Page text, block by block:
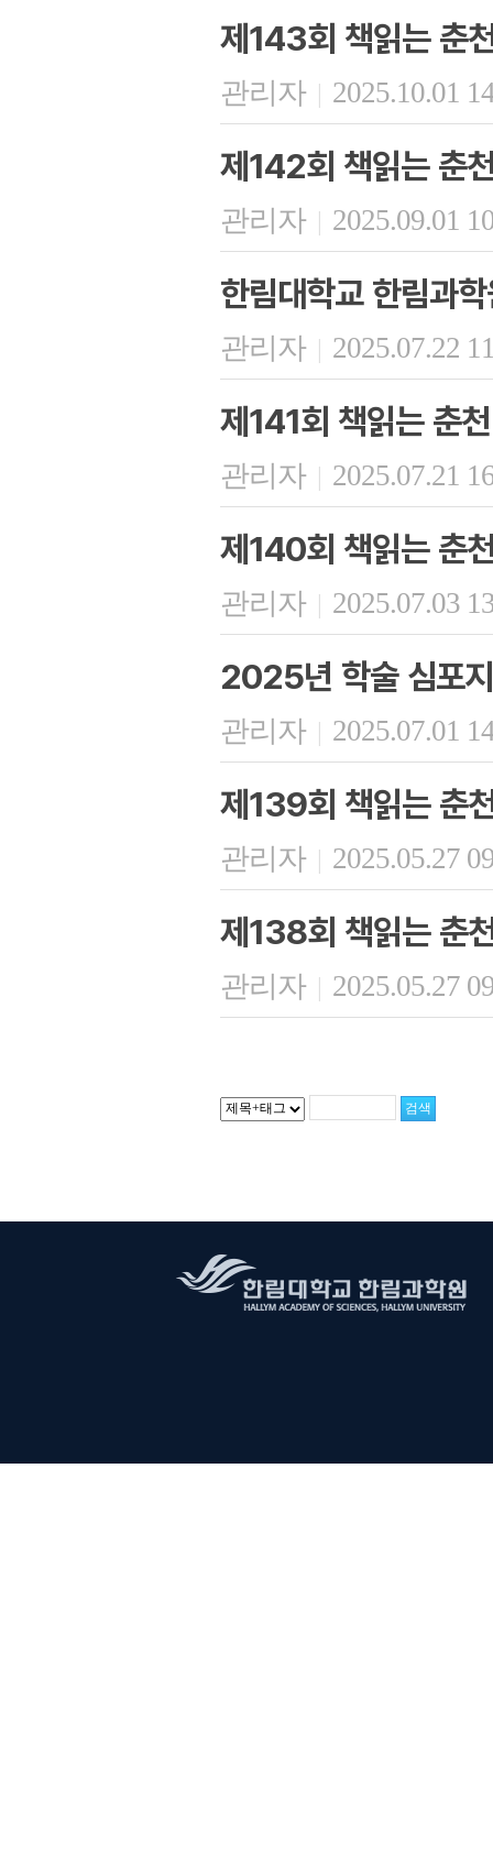
제143회 책읽는 춘
관리자 | 2025.10.01
제142회 책읽는 춘
관리자 | 2025.09.01
한림대학교 한림과
관리자 | 2025.07.22
제141회 책읽는 춘천
관리자 | 2025.07.21
제140회 책읽는 춘
관리자 | 2025.07.03
2025년 학술 심포
관리자 | 2025.07.01
제139회 책읽는 춘
관리자 | 2025.05.27
제138회 책읽는 춘
관리자 | 2025.05.27